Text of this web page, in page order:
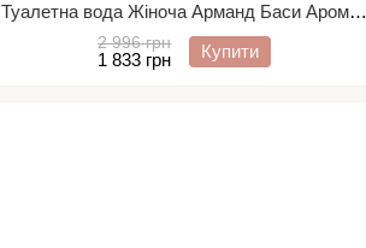
Туалетна вода Жіноча Арманд Баси Аромат
Поцілунку
2 996 грн
1 833 грн Купити